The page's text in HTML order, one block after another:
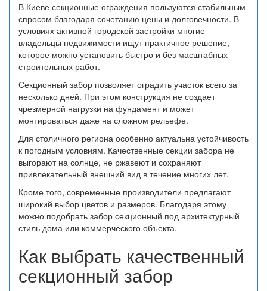
В Киеве секционные ограждения пользуются стабильным
спросом благодаря сочетанию цены и долговечности. В
условиях активной городской застройки многие
владельцы недвижимости ищут практичное решение,
которое можно установить быстро и без масштабных
строительных работ.
Секционный забор позволяет оградить участок всего за
несколько дней. При этом конструкция не создает
чрезмерной нагрузки на фундамент и может
монтироваться даже на сложном рельефе.
Для столичного региона особенно актуальна устойчивость
к погодным условиям. Качественные секции забора не
выгорают на солнце, не ржавеют и сохраняют
привлекательный внешний вид в течение многих лет.
Кроме того, современные производители предлагают
широкий выбор цветов и размеров. Благодаря этому
можно подобрать забор секционный под архитектурный
стиль дома или коммерческого объекта.
Как выбрать качественный
секционный забор